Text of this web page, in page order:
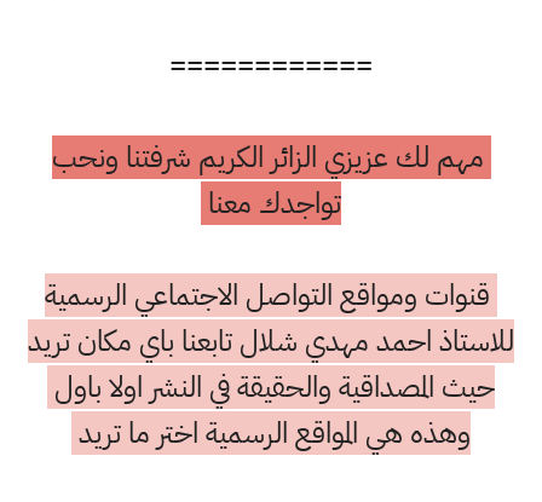
============
مهم لك عزيزي الزائر الكريم شرفتنا ونحب
تواجدك معنا
قنوات ومواقع التواصل الاجتماعي الرسمية
للاستاذ احمد مهدي شلال تابعنا باي مكان تريد
حيث المصداقية والحقيقة في النشر اولا باول
وهذه هي المواقع الرسمية اختر ما تريد